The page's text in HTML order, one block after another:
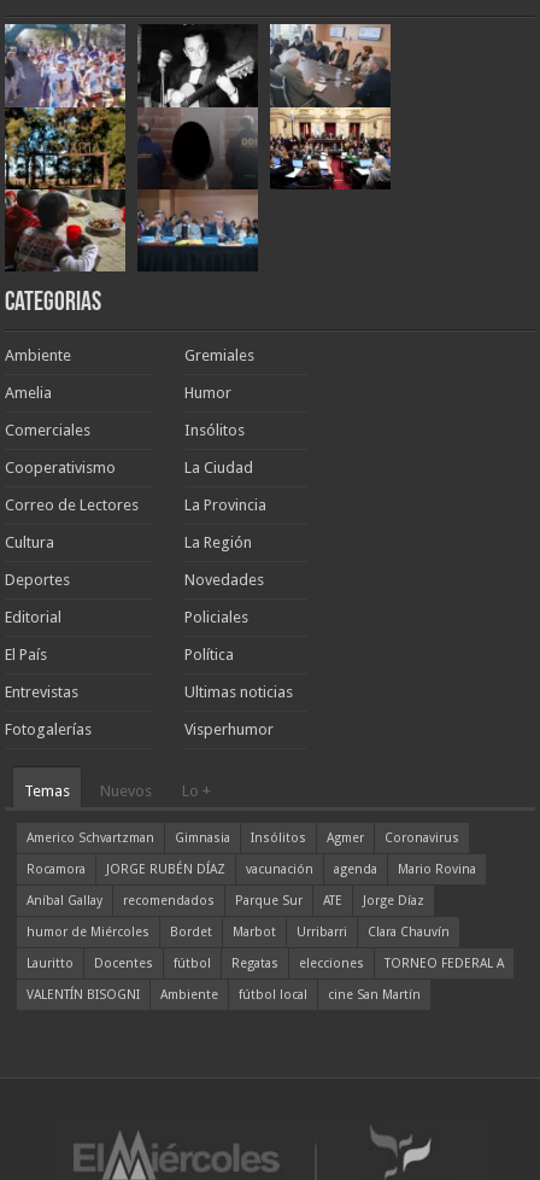
Categorias
Ambiente
Amelia
Comerciales
Cooperativismo
Correo de Lectores
Cultura
Deportes
Editorial
El País
Entrevistas
Fotogalerías
Gremiales
Humor
Insólitos
La Ciudad
La Provincia
La Región
Novedades
Policiales
Política
Ultimas noticias
Visperhumor
Temas Nuevos Lo +
Americo Schvartzman Gimnasia Insólitos Agmer
Coronavirus
Rocamora
JORGE RUBÉN DÍAZ vacunación agenda
Mario Rovina
Aníbal Gallay
recomendados Parque Sur ATE
Jorge Díaz
humor de Miércoles
Bordet Marbot Urribarri
Clara Chauvín
Lauritto
Docentes fútbol Regatas elecciones
TORNEO FEDERAL A
VALENTÍN BISOGNI
Ambiente fútbol local cine San Martín